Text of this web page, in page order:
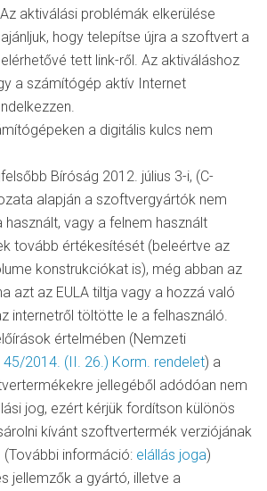
aktiválási problémák elkerülése
hogy telepítse újra a szoftvert a
tett link-ről. Az aktiváláshoz
a számítógép aktív Internet
a digitális kulcs nem
Bíróság 2012. július 3-i, (C-
alapján a szoftvergyártók nem
használt, vagy a felnem használt
tovább értékesítését (beleértve az
konstrukciókat is), még abban az
azt az EULA tiltja vagy a hozzá való
internetről töltötte le a felhasználó.
értelmében (Nemzeti
45/2014. (II. 26.) Korm. rendelet) a
jellegéből adódóan nem
jog, ezért kérjük fordítson különös
kívánt szoftvertermék verziójának
(További információ: elállás joga)
jellemzők a gyártó, illetve a